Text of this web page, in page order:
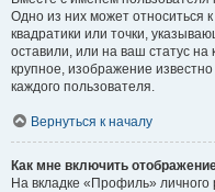
Одно из них может относиться
квадратики или точки,
оставили, или на ваш статус
крупное, изображение
каждого пользователя.
Вернуться к началу
Как мне включить
На вкладке «Профиль»